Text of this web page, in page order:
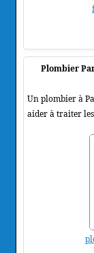
Plombier
Un plombier à
aider à traiter